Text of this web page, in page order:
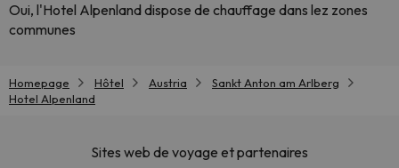
Oui, l'Hotel Alpenland dispose de chauffage dans lez zones
communes
Homepage Hôtel Austria
Sankt Anton am Arlberg
Hotel Alpenland
Sites web de voyage et partenaires